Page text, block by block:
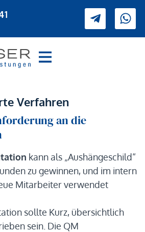
Verfahren
an die
kann als „Aushängeschild“
zu gewinnen, und im intern
Mitarbeiter verwendet
sollte Kurz, übersichtlich
sein. Die QM